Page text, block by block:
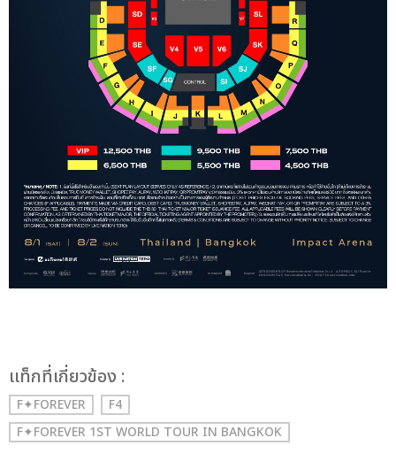
เเท็กที่เกี่ยวข้อง :
F✦FOREVER
F4
F✦FOREVER 1ST WORLD TOUR IN BANGKOK